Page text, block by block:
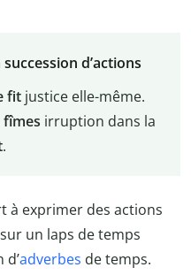
d’actions
fitjustice elle-même.
fîmes irruption dans la
.
à exprimer des actions
un laps de temps
adverbes de temps.